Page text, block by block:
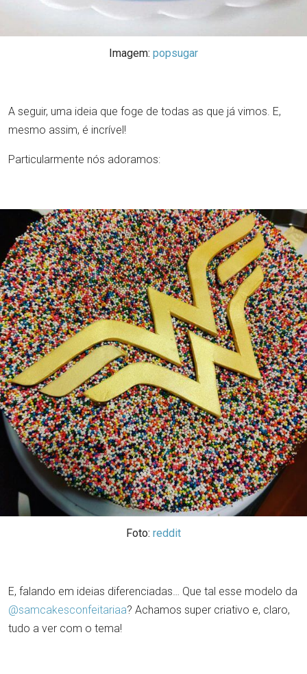
Imagem: popsugar
A seguir, uma ideia que foge de todas as que já vimos. E,
mesmo assim, é incrível!
Particularmente nós adoramos:
Foto: reddit
E, falando em ideias diferenciadas… Que tal esse modelo da
@samcakesconfeitariaa? Achamos super criativo e, claro,
tudo a ver com o tema!